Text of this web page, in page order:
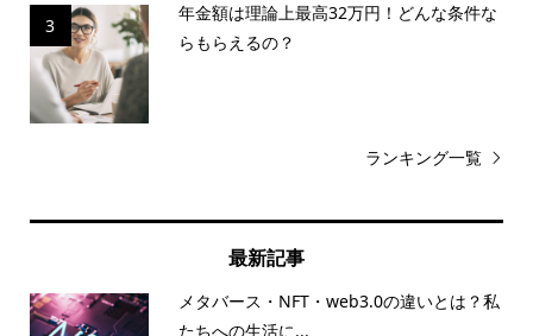
3
年金額は理論上最高32万円！どんな条件な
らもらえるの？
ランキング一覧
最新記事
メタバース・NFT・web3.0の違いとは？私
たちへの生活に...